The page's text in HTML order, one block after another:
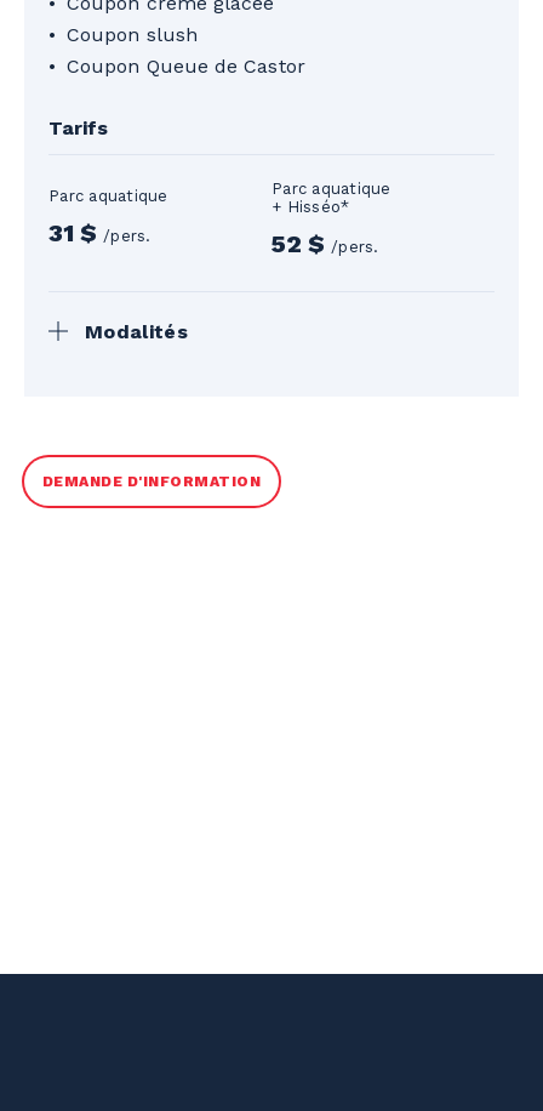
Coupon slush
Coupon Queue de Castor
Tarifs
Parc aquatique
31 $/pers.
Parc aquatique
+ Hisséo*
52 $/pers.
Modalités
sera émise suite à votre visite. Réservation
requise 5 jours ouvrables à l’avance.
DEMANDE D'INFORMATION